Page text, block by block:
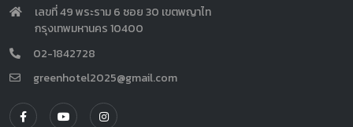
เลขที่ 49 พระราม 6 ซอย 30 เขตพญาไท
กรุงเทพมหานคร 10400
02-1842728
greenhotel2025@gmail.com